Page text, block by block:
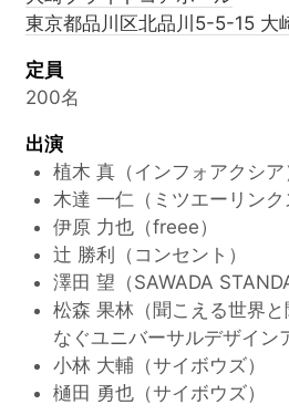
東京都品川区北品川5-5-15 大
定員
200名
出演
植木 真（インフォアクシア
木達 一仁（ミツエーリンク
伊原 力也（freee）
辻 勝利（コンセント）
澤田 望（SAWADA
松森 果林（聞こえる世界
なぐユニバーサルデザイン
小林 大輔（サイボウズ）
樋田 勇也（サイボウズ）